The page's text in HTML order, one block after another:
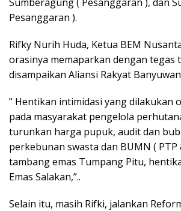
Pesanggaran ).
Rifky Nurih Huda, Ketua BEM
orasinya memaparkan dengan tegas
disampaikan Aliansi Rakyat
” Hentikan intimidasi yang dilakukan
pada masyarakat pengelola
turunkan harga pupuk, audit dan
perkebunan swasta dan BUMN ( PTP
tambang emas Tumpang Pitu,
Emas Salakan,”..
Selain itu, masih Rifki, jalankan